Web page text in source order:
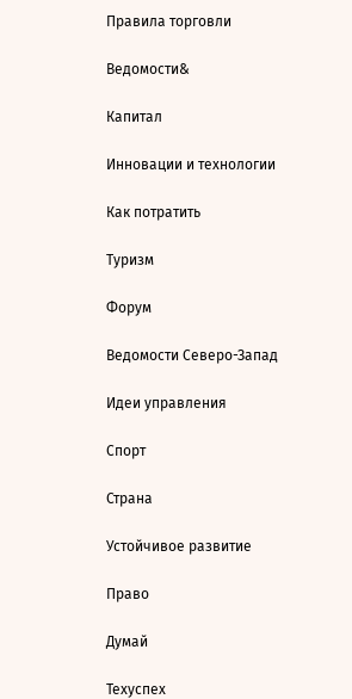
Правила торговли
Ведомости&
Капитал
Инновации и технологии
Как потратить
Туризм
Форум
Ведомости Северо-Запад
Идеи управления
Спорт
Страна
Устойчивое развитие
Право
Думай
Техуспех